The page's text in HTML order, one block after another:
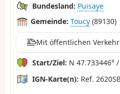
Bundesland: Puisaye
Gemeinde: Toucy (89130)
Mit öffentlichen
Start/Ziel: N 47.733446°
IGN-Karte(n): Ref.